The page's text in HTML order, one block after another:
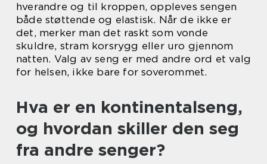
hverandre og til kroppen, oppleves sengen
både støttende og elastisk. Når de ikke er
det, merker man det raskt som vonde
skuldre, stram korsrygg eller uro gjennom
natten. Valg av seng er med andre ord et valg
for helsen, ikke bare for soverommet.
Hva er en kontinentalseng,
og hvordan skiller den seg
fra andre senger?